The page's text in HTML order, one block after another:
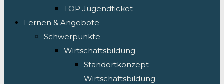
TOP Jugendticket
Lernen & Angebote
Schwerpunkte
Wirtschaftsbildung
Standortkonzept
Wirtschaftsbildung